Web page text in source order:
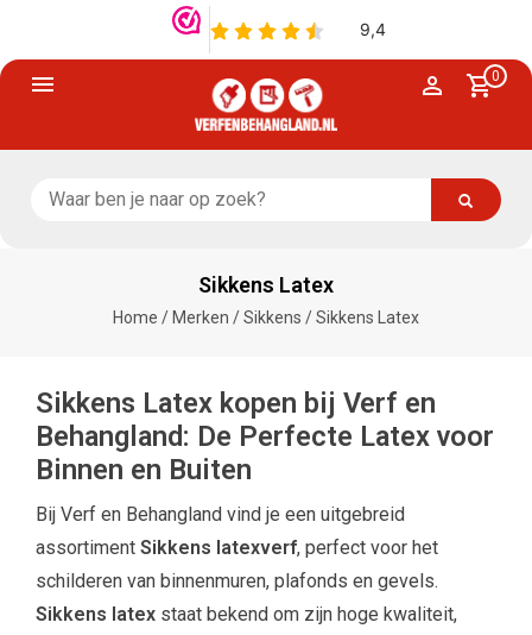
0
Sikkens Latex
Home / Merken /Sikkens /Sikkens Latex
Sikkens Latex kopen bij Verf en
Behangland: De Perfecte Latex voor
Binnen en Buiten
Bij Verf en Behangland vind je een uitgebreid
assortiment Sikkens latexverf, perfect voor het
schilderen van binnenmuren, plafonds en gevels.
Sikkens latex staat bekend om zijn hoge kwaliteit,